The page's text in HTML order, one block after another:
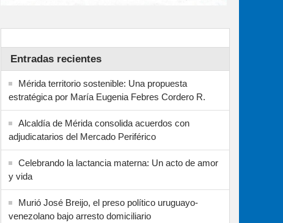
Entradas recientes
Mérida territorio sostenible: Una propuesta
estratégica por María Eugenia Febres Cordero R.
Alcaldía de Mérida consolida acuerdos con
adjudicatarios del Mercado Periférico
Celebrando la lactancia materna: Un acto de amor
y vida
Murió José Breijo, el preso político uruguayo-
venezolano bajo arresto domiciliario